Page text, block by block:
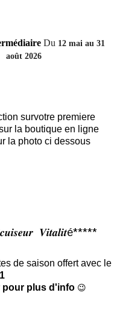
Du 12 mai au 31
août 2026
survotre premiere
la boutique en ligne
la photo ci dessous
𝑽𝒊𝒕𝒂𝒍𝒊𝒕é*****
de saison offertavec le
pour plus d'info 😉